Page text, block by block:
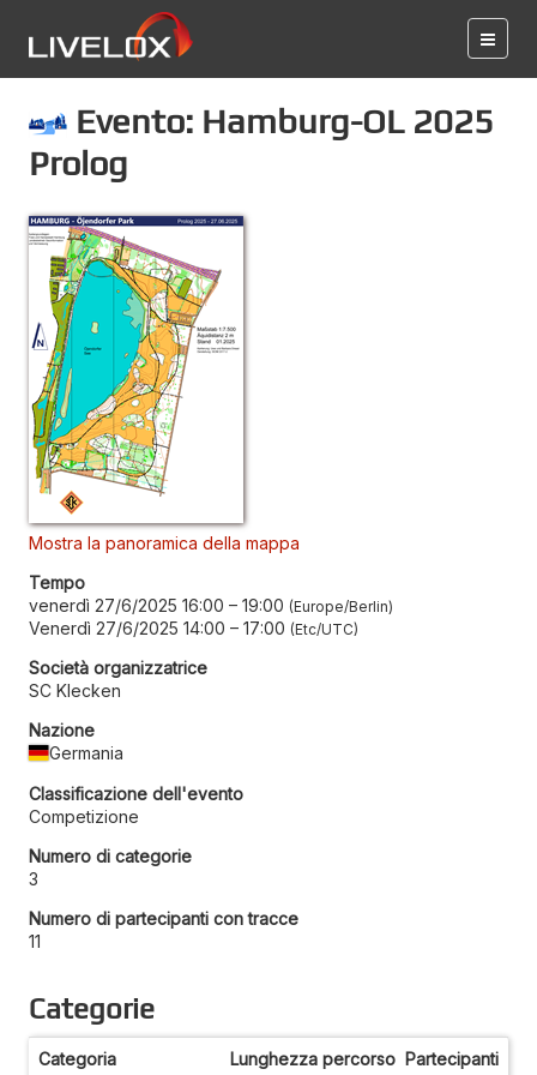
Evento: Hamburg-OL 2025
Prolog
Mostra la panoramica della mappa
Tempo
venerdì 27/6/2025 16:00 – 19:00 Europe/Berlin
Venerdì 27/6/2025 14:00 – 17:00 Etc/UTC
Società organizzatrice
SC Klecken
Nazione
Germania
Classificazione dell'evento
Competizione
Numero di categorie
3
Numero di partecipanti con tracce
11
Categorie
Categoria Lunghezza percorso Partecipanti